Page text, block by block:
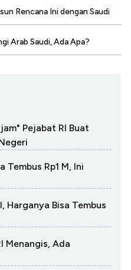
Rencana Ini dengan Saudi
Arab Saudi, Ada Apa?
Pejabat RI Buat
Tembus Rp1 M, Ini
Harganya Bisa Tembus
Menangis, Ada